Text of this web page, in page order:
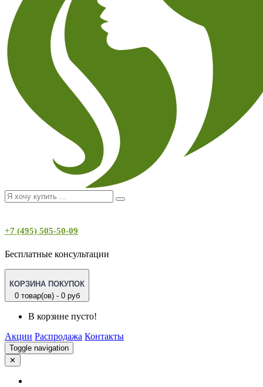
+7 (495) 505-50-09
Бесплатные консультации
КОРЗИНА ПОКУПОК
0 товар(ов) - 0 руб
В корзине пусто!
Акции Распродажа Контакты
Toggle navigation
✕